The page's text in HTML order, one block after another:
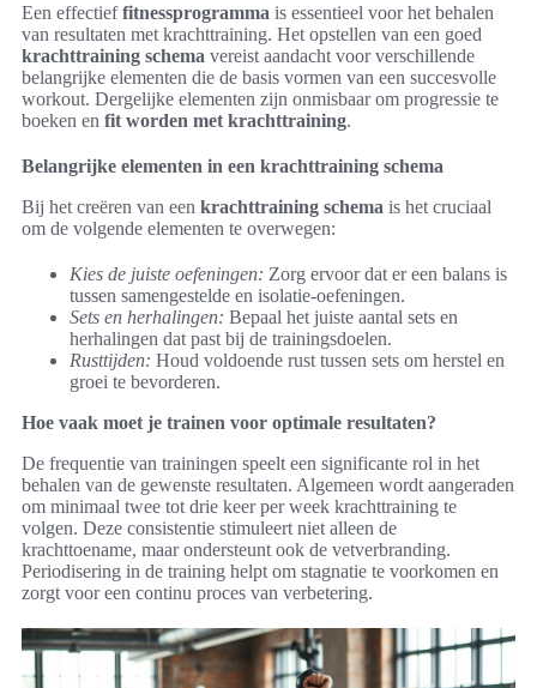
Een effectieffitnessprogramma is essentieel voor het behalen
van resultaten met krachttraining. Het opstellen van een goed
krachttraining schema vereist aandacht voor verschillende
belangrijke elementen die de basis vormen van een succesvolle
workout. Dergelijke elementen zijn onmisbaar om progressie te
boeken en fit worden met krachttraining.
Belangrijke elementen in een krachttraining schema
Bij het creëren van een krachttraining schema is het cruciaal
om de volgende elementen te overwegen:
Kies de juiste oefeningen: Zorg ervoor dat er een balans is
tussen samengestelde en isolatie-oefeningen.
Sets en herhalingen: Bepaal het juiste aantal sets en
herhalingen dat past bij de trainingsdoelen.
Rusttijden: Houd voldoende rust tussen sets om herstel en
groei te bevorderen.
Hoe vaak moet je trainen voor optimale resultaten?
De frequentie van trainingen speelt een significante rol in het
behalen van de gewenste resultaten. Algemeen wordt aangeraden
om minimaal twee tot drie keer per week krachttraining te
volgen. Deze consistentie stimuleert niet alleen de
krachttoename, maar ondersteunt ook de vetverbranding.
Periodisering in de training helpt om stagnatie te voorkomen en
zorgt voor een continu proces van verbetering.